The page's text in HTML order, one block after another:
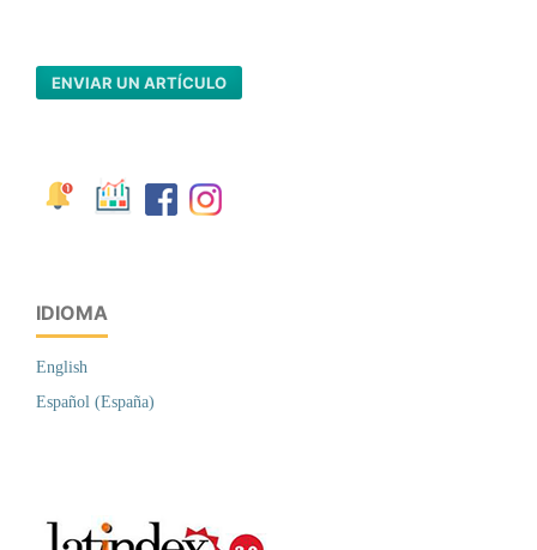
ENVIAR UN ARTÍCULO
IDIOMA
English
Español (España)